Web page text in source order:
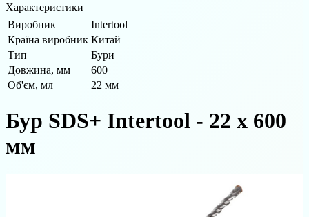
Характеристики
Виробник
Intertool
Країна виробник Китай
Тип
Бури
Довжина, мм
600
Об'єм, мл
22 мм
Бур SDS+ Intertool - 22 х 600
мм